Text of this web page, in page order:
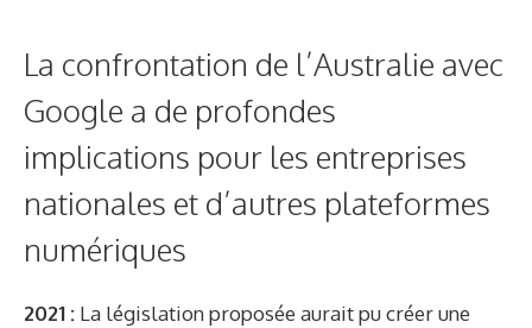
La confrontation de l’Australie avec
Google a de profondes
implications pour les entreprises
nationales et d’autres plateformes
numériques
2021 : La législation proposée aurait pu créer une